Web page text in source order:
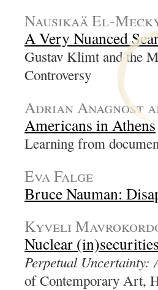
Nausikaä El-
A Very Nuanced
Gustav Klimt and the
Controversy
Adrian Anagnost
Americans in Athens
Learning from
Eva Falge
Bruce Nauman:
Kyveli
Nuclear (in)securities
Perpetual Uncertainty:
of Contemporary Art,